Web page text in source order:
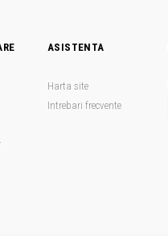
ASISTENTA
Harta site
Intrebari frecvente